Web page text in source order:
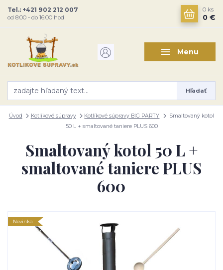
Menu
Hľadať
Tel.: +421 902 212 007
od 8:00 - do 16:00 hod
0 ks
0 €
Úvod Kotlíkové súpravy Kotlíkové súpravy BIG PARTY
Smaltovaný kotol
50 L + smaltované taniere PLUS 600
Smaltovaný kotol 50 L +
smaltované taniere PLUS
600
Novinka